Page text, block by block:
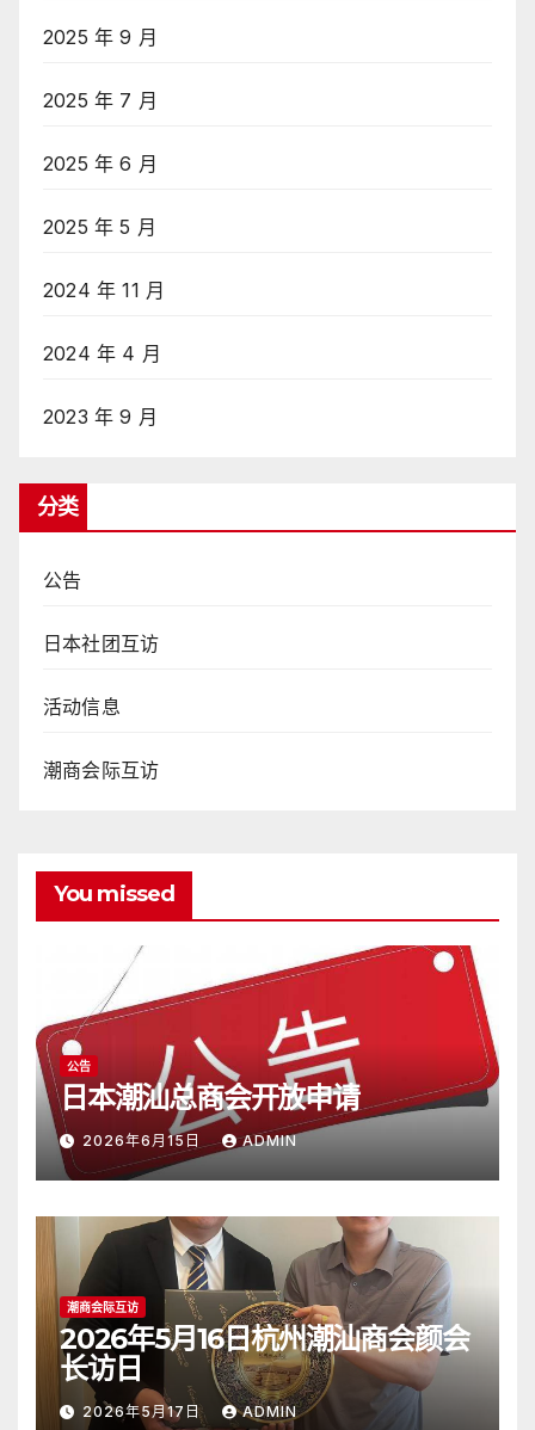
2025 年 9 月
2025 年 7 月
2025 年 6 月
2025 年 5 月
2024 年 11 月
2024 年 4 月
2023 年 9 月
分类
公告
日本社团互访
活动信息
潮商会际互访
You missed
公告
日本潮汕总商会开放申请
2026年6月15日 ADMIN
潮商会际互访
2026年5月16日杭州潮汕商会颜会
长访日
2026年5月17日 ADMIN